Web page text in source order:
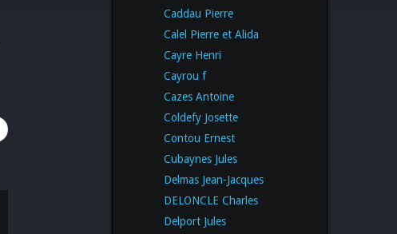
Caddau Pierre
Calel Pierre et Alida
Cayre Henri
Cayrou f
Cazes Antoine
Coldefy Josette
Contou Ernest
Cubaynes Jules
Delmas Jean-Jacques
DELONCLE Charles
Delport Jules